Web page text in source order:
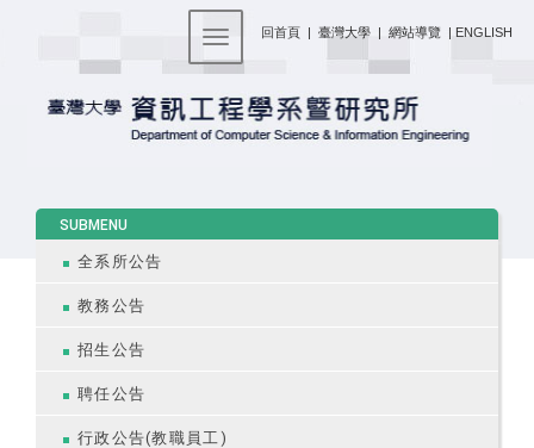
回首頁 | 臺灣大學 | 網站導覽 | ENGLISH
Toggle navigation
SUBMENU
全系所公告
教務公告
招生公告
聘任公告
行政公告(教職員工)